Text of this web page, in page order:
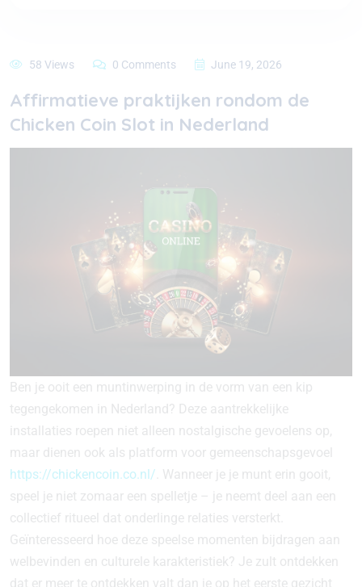
58 Views 0 Comments June 19, 2026
Affirmatieve praktijken rondom de
Chicken Coin Slot in Nederland
Ben je ooit een muntinwerping in de vorm van een kip
tegengekomen in Nederland? Deze aantrekkelijke
installaties roepen niet alleen nostalgische gevoelens op,
maar dienen ook als platform voor gemeenschapsgevoel
https://chickencoin.co.nl/ . Wanneer je je munt erin gooit,
speel je niet zomaar een spelletje – je neemt deel aan een
collectief ritueel dat onderlinge relaties versterkt.
Geïnteresseerd hoe deze speelse momenten bijdragen aan
welbevinden en culturele karakteristiek? Je zult ontdekken
dat er meer te ontdekken valt dan je op het eerste gezicht